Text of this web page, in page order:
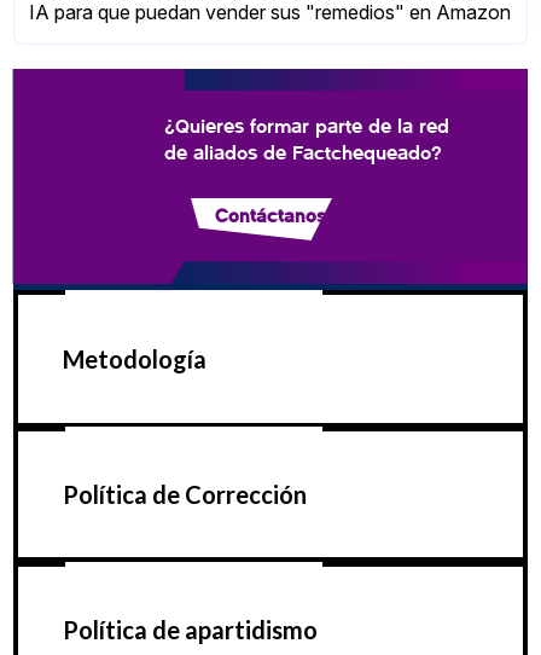
IA para que puedan vender sus "remedios" en Amazon
¿Quieres formar parte de la red
de aliados de Factchequeado?
Contáctanos
Metodología
Política de Corrección
Política de apartidismo